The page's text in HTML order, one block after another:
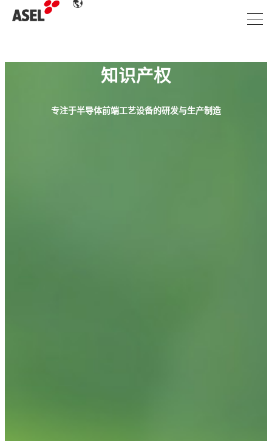
知识产权
专注于半导体前端工艺设备的研发与生产制造